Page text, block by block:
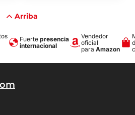
Arriba
Fuerte presencia
internacional
Vendedor
oficial
para Amazon